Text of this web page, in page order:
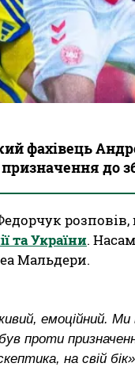
фахівець
до
та України.
Мальдери.
емоційний. Ми
проти
на свій